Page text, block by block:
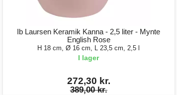
Ib Laursen Keramik Kanna - 2,5 liter - Mynte
English Rose
H 18 cm, Ø 16 cm, L 23,5 cm, 2,5 l
I lager
272,30 kr.
389,00 kr.